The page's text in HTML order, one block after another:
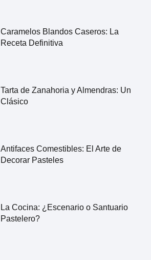
Caramelos Blandos Caseros: La
Receta Definitiva
Tarta de Zanahoria y Almendras: Un
Clásico
Antifaces Comestibles: El Arte de
Decorar Pasteles
La Cocina: ¿Escenario o Santuario
Pastelero?